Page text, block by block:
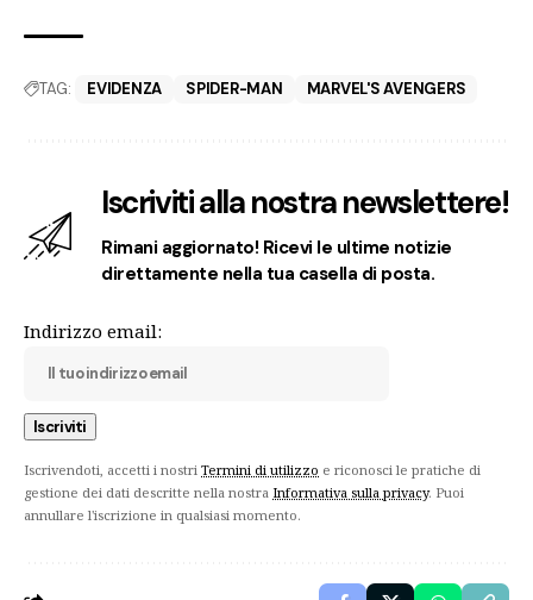
TAG: EVIDENZA SPIDER-MAN MARVEL'S AVENGERS
Iscriviti alla nostra newslettere!
Rimani aggiornato! Ricevi le ultime notizie
direttamente nella tua casella di posta.
Indirizzo email:
Iscrivendoti, accetti i nostri Termini di utilizzo e riconosci le pratiche di
gestione dei dati descritte nella nostra Informativa sulla privacy. Puoi
annullare l'iscrizione in qualsiasi momento.